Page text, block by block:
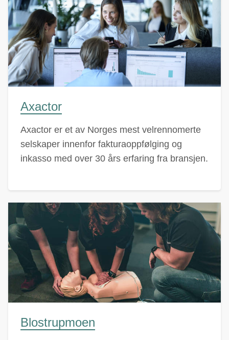
Axactor
Axactor er et av Norges mest velrennomerte
selskaper innenfor fakturaoppfølging og
inkasso med over 30 års erfaring fra bransjen.
Blostrupmoen